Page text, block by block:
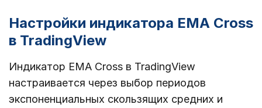
Настройки индикатора EMA Cross
в TradingView
Индикатор EMA Cross в TradingView
настраивается через выбор периодов
экспоненциальных скользящих средних и